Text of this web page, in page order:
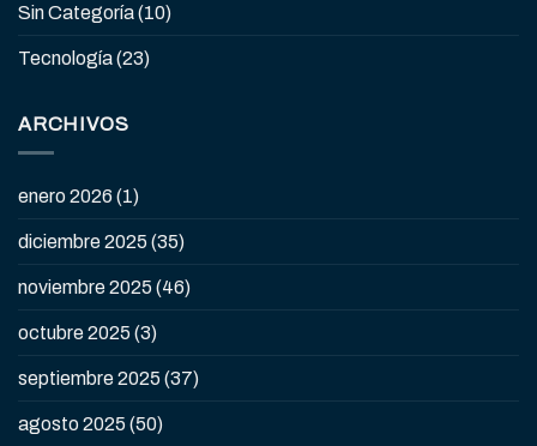
Sin Categoría(10)
Tecnología(23)
ARCHIVOS
enero 2026 (1)
diciembre 2025 (35)
noviembre 2025 (46)
octubre 2025 (3)
septiembre 2025 (37)
agosto 2025 (50)